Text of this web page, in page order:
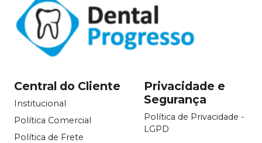
Central do Cliente
Institucional
Política Comercial
Política de Frete
Privacidade e
Segurança
Política de Privacidade -
LGPD